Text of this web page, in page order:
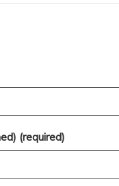
(required)